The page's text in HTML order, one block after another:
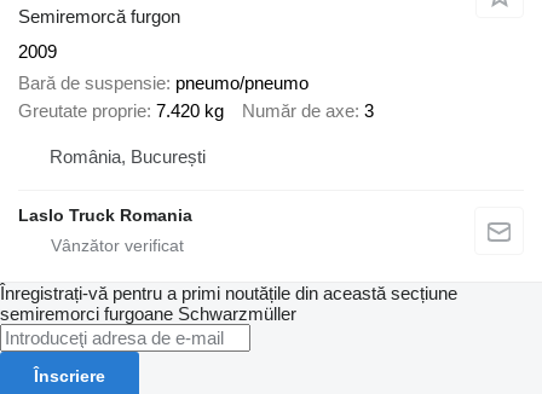
Semiremorcă furgon
2009
Bară de suspensie pneumo/pneumo
Greutate proprie 7.420 kg Număr de axe 3
România, București
Laslo Truck Romania
Înregistrați-vă pentru a primi noutățile din această secțiune
semiremorci furgoane Schwarzmüller
Înscriere